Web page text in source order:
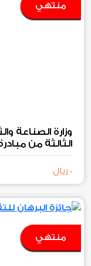
منتهي
الربحية
0 ريال
منتهي